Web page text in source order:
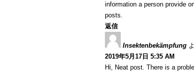
information a person provide
posts.
返信
Insektenbekämpfung
2019年5月17日 5:35 AM
Hi, Neat post. There is a